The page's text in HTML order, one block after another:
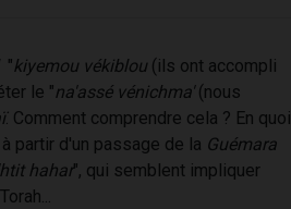
"kiyemou vékiblou (ils ont accompli
le "na'assé vénichma'(nous
. Comment comprendre cela ? En quoi
partir d'un passage de la Guémara
hahar", qui semblent impliquer